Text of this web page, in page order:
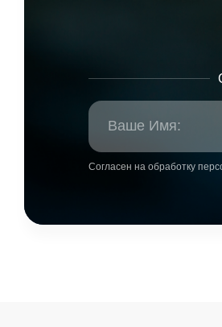
Согласен на обработку